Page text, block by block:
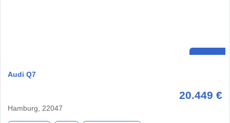
Audi Q7
20.449 €
Hamburg, 22047